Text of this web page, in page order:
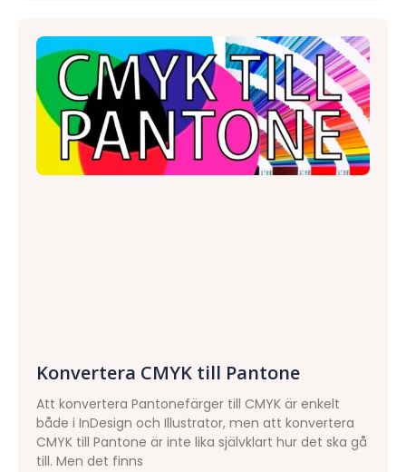
Konvertera CMYK till Pantone
Att konvertera Pantonefärger till CMYK är enkelt
både i InDesign och Illustrator, men att konvertera
CMYK till Pantone är inte lika självklart hur det ska gå
till. Men det finns